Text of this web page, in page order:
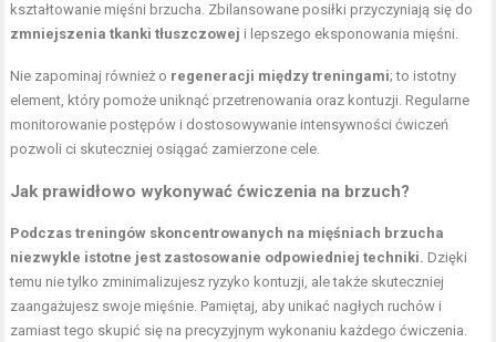
kształtowanie mięśni brzucha. Zbilansowane posiłki przyczyniają się do
zmniejszenia tkanki tłuszczowej i lepszego eksponowania mięśni.
Nie zapominaj również o regeneracji między treningami; to istotny
element, który pomoże uniknąć przetrenowania oraz kontuzji. Regularne
monitorowanie postępów i dostosowywanie intensywności ćwiczeń
pozwoli ci skuteczniej osiągać zamierzone cele.
Jak prawidłowo wykonywać ćwiczenia na brzuch?
Podczas treningów skoncentrowanych na mięśniach brzucha
niezwykle istotne jest zastosowanie odpowiedniej techniki. Dzięki
temu nie tylko zminimalizujesz ryzyko kontuzji, ale także skuteczniej
zaangażujesz swoje mięśnie. Pamiętaj, aby unikać nagłych ruchów i
zamiast tego skupić się na precyzyjnym wykonaniu każdego ćwiczenia.